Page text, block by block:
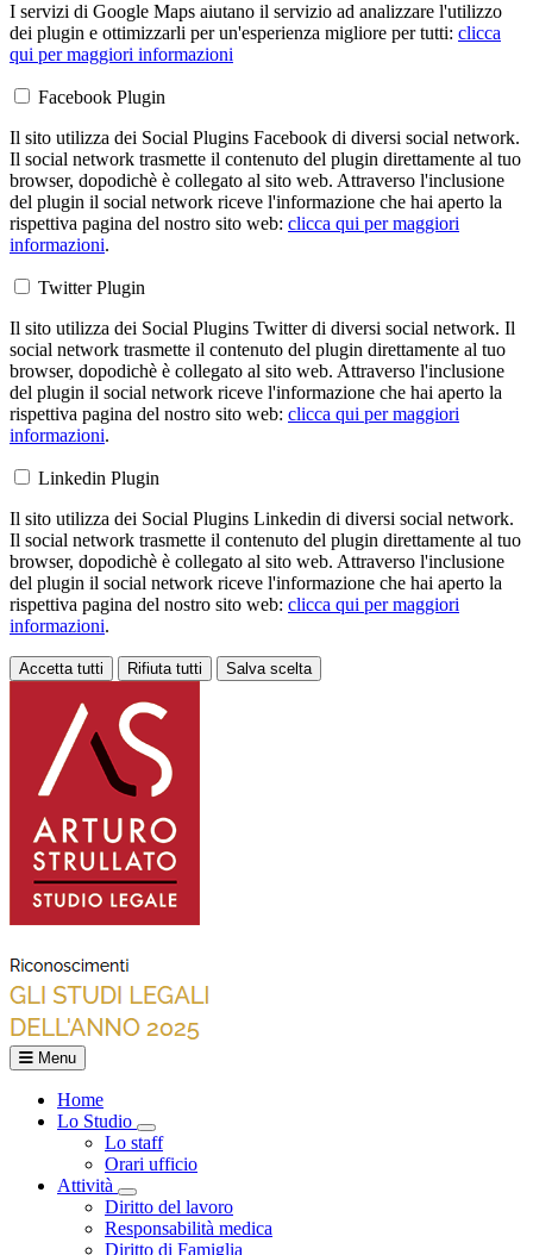
I servizi di Google Maps aiutano il servizio ad analizzare l'utilizzo
dei plugin e ottimizzarli per un'esperienza migliore per tutti: clicca
qui per maggiori informazioni
Facebook Plugin
Il sito utilizza dei Social Plugins Facebook di diversi social network.
Il social network trasmette il contenuto del plugin direttamente al tuo
browser, dopodichè è collegato al sito web. Attraverso l'inclusione
del plugin il social network riceve l'informazione che hai aperto la
rispettiva pagina del nostro sito web: clicca qui per maggiori
informazioni.
Twitter Plugin
Il sito utilizza dei Social Plugins Twitter di diversi social network. Il
social network trasmette il contenuto del plugin direttamente al tuo
browser, dopodichè è collegato al sito web. Attraverso l'inclusione
del plugin il social network riceve l'informazione che hai aperto la
rispettiva pagina del nostro sito web: clicca qui per maggiori
informazioni.
Linkedin Plugin
Il sito utilizza dei Social Plugins Linkedin di diversi social network.
Il social network trasmette il contenuto del plugin direttamente al tuo
browser, dopodichè è collegato al sito web. Attraverso l'inclusione
del plugin il social network riceve l'informazione che hai aperto la
rispettiva pagina del nostro sito web: clicca qui per maggiori
informazioni.
Accetta tutti Rifiuta tutti Salva scelta
Menu
Home
Lo Studio
Toggle Dropdown
Lo staff
Orari ufficio
Attività
Toggle Dropdown
Diritto del lavoro
Responsabilità medica
Diritto di Famiglia